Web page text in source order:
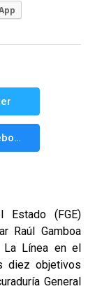
Facebook Messenger
Estado (FGE)
Raúl Gamboa
La Línea en el
diez objetivos
General